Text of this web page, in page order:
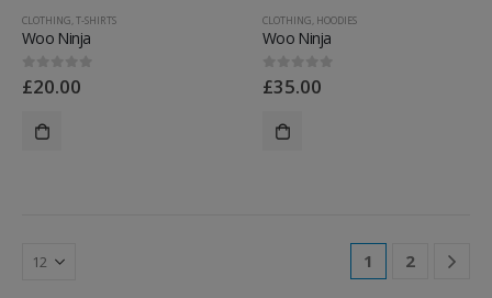
CLOTHING,T-SHIRTS
Woo Ninja
0out of 5
£20.00
CLOTHING, HOODIES
Woo Ninja
0out of 5
£35.00
1 2